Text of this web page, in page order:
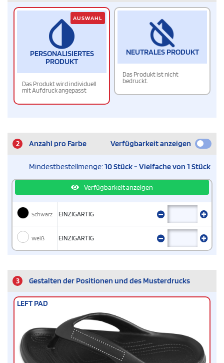
PERSONALISIERTES
PRODUKT
Das Produkt wird individuell
mit Aufdruck angepasst
AUSWAHL
NEUTRALES PRODUKT
Das Produkt ist nicht
bedruckt.
2 Anzahl pro Farbe Verfügbarkeit anzeigen
Mindestbestellmenge:10 Stück - Vielfache von 1 Stück
Verfügbarkeit anzeigen
Schwarz EINZIGARTIG
Weiß EINZIGARTIG
3 Gestalten der Positionen und des Musterdrucks
LEFT PAD